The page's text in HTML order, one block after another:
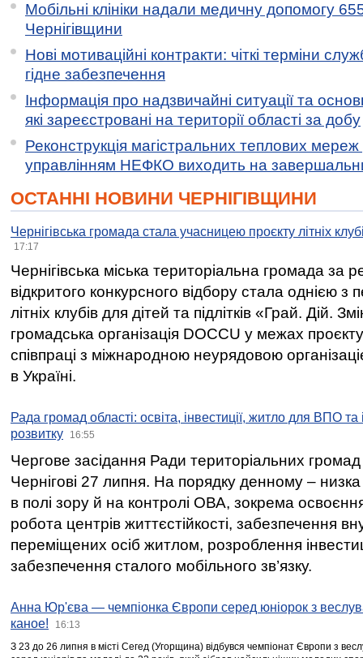
Мобільні клініки надали медичну допомогу
Чернігівщини
Нові мотиваційні контракти: чіткі терміни
гідне забезпечення
Інформація про надзвичайні ситуації та
які зареєстровані на території області за добу
Реконструкція магістральних теплових мереж
управлінням НЕФКО виходить на
ОСТАННІ НОВИНИ ЧЕРНІГІВЩИНИ
Чернігівська громада стала учасницею проєкту літніх
17:17
Чернігівська міська територіальна громада за
відкритого конкурсного відбору стала однією
літніх клубів для дітей та підлітків «Грай. Дій.
громадська організація DOCCU у межах
співпраці з міжнародною неурядовою
в Україні.
Рада громад області: освіта, інвестиції, житло для ВПО
розвитку
16:55
Чергове засідання Ради територіальних громад
Чернігові 27 липня. На порядку денному –
в полі зору й на контролі ОВА, зокрема освоєння
робота центрів життєстійкості, забезпечення
переміщених осіб житлом, розроблення
забезпечення сталого мобільного зв’язку.
Анна Юр'єва — чемпіонка Європи серед юніорок з
каное!
16:13
З 23 до 26 липня в місті Сегед (Угорщина) відбувся чемпіонат Європи з